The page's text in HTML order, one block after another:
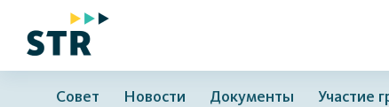
Совет Новости Документы Участие